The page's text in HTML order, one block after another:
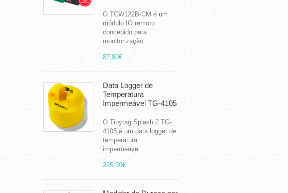
O TCW122B-CM é um
módulo IO remoto
concebido para
monitorização...
87,80€
Data Logger de
Temperatura
Impermeável TG-4105
O Tinytag Splash 2 TG-
4105 é um data logger de
temperatura
impermeável...
225,00€